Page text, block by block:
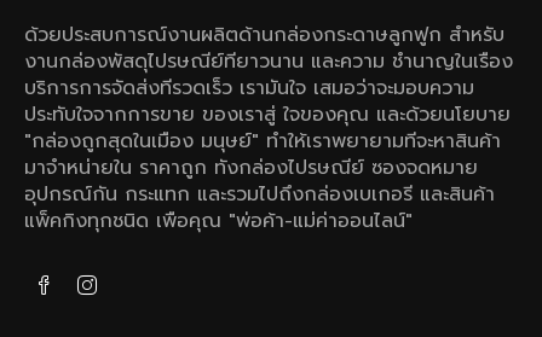
ด้วยประสบการณ์งานผลิตด้านกล่องกระดาษลูกฟูก สําหรับ
งานกล่องพัสดุไปรษณีย์ทียาวนาน และความ ชํานาญในเรือง
บริการการจัดส่งทีรวดเร็ว เรามันใจ เสมอว่าจะมอบความ
ประทับใจจากการขาย ของเราสู่ ใจของคุณ และด้วยนโยบาย
"กล่องถูกสุดในเมือง มนุษย์" ทําให้เราพยายามทีจะหาสินค้า
มาจําหน่ายใน ราคาถูก ทังกล่องไปรษณีย์ ซองจดหมาย
อุปกรณ์กัน กระแทก และรวมไปถึงกล่องเบเกอรี และสินค้า
แพ็คกิงทุกชนิด เพือคุณ "พ่อค้า-แม่ค่าออนไลน์"